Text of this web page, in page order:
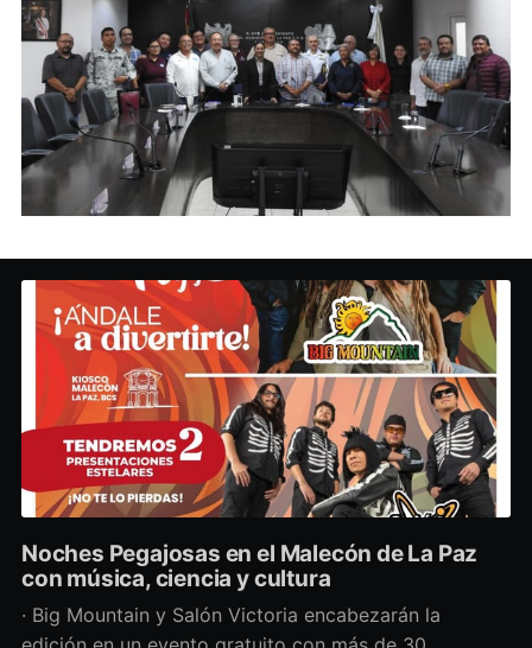
Noches Pegajosas en el Malecón de La Paz
con música, ciencia y cultura
· Big Mountain y Salón Victoria encabezarán la